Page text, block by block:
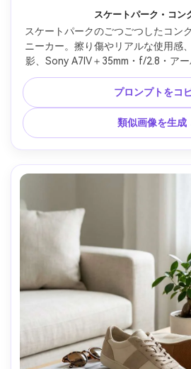
スケートパーク・コン
スケートパークのごつごつしたコン
ニーカー。擦り傷やリアルな使用感
影、Sony A7IV＋35mm・f/2.8・ア
ar 4:5
プロンプトをコ
類似画像を生